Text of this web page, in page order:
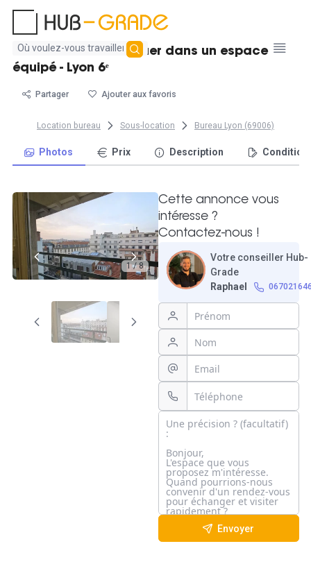
Aucun
résultat
trouvé
Poste de travail à louer dans un espace
équipé - Lyon 6ᵉ
Partager Ajouter aux favoris
Location bureau Sous-location Bureau Lyon (69006)
Photos Prix Description
1 / 8
Cette annonce vous
intéresse ?
Contactez-nous !
Votre conseiller Hub-
Grade
Raphael
Envoyer